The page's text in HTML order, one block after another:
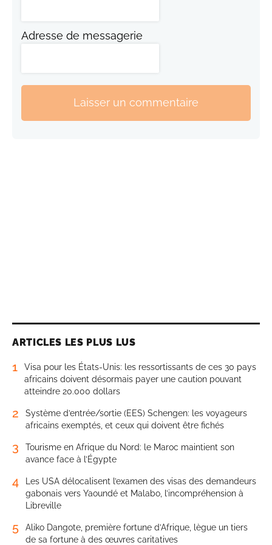
Adresse de messagerie
Laisser un commentaire
ARTICLES LES PLUS LUS
1
Visa pour les États-Unis: les ressortissants de ces 30 pays
africains doivent désormais payer une caution pouvant
atteindre 20.000 dollars
2
Système d’entrée/sortie (EES) Schengen: les voyageurs
africains exemptés, et ceux qui doivent être fichés
3
Tourisme en Afrique du Nord: le Maroc maintient son
avance face à l’Égypte
4
Les USA délocalisent l’examen des visas des demandeurs
gabonais vers Yaoundé et Malabo, l’incompréhension à
Libreville
5
Aliko Dangote, première fortune d’Afrique, lègue un tiers
de sa fortune à des œuvres caritatives